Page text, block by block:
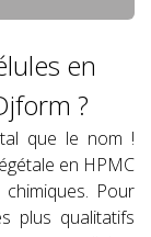
en
?
que le nom !
en HPMC
Pour
plus qualitatifs